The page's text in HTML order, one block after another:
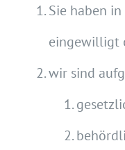
Sie haben
eingewilligt
wir sind